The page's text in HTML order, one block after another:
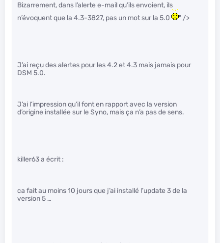
Bizarrement, dans l’alerte e-mail qu’ils envoient, ils
n’évoquent que la 4.3-3827, pas un mot sur la 5.0
" />
J’ai reçu des alertes pour les 4.2 et 4.3 mais jamais pour
DSM 5.0.
J’ai l’impression qu’il font en rapport avec la version
d’origine installée sur le Syno, mais ça n’a pas de sens.
killer63 a écrit :
ca fait au moins 10 jours que j’ai installé l’update 3 de la
version 5 …